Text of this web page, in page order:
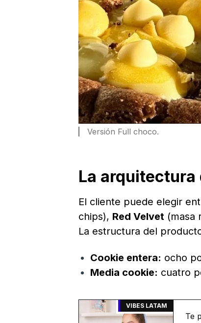
Versión Full choco.
La arquitectura
El cliente puede elegir
chips), Red Velvet (masa
La estructura del
Cookie entera: ocho
Media cookie: cuatro
VIBES LATAM
Te